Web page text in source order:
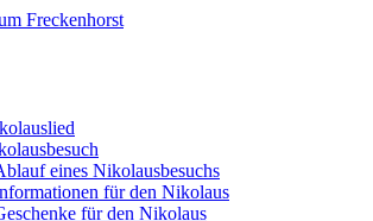
e.V.
eines Nikolausbesuchs
für den Nikolaus
für den Nikolaus